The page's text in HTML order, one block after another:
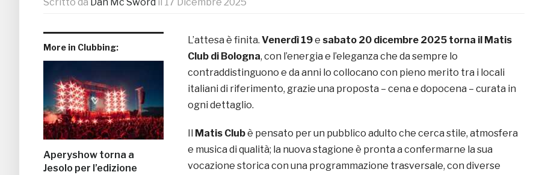
More in Clubbing:
Aperyshow torna a
Jesolo per l’edizione
L’attesa è finita. Venerdì 19e sabato 20 dicembre 2025 torna il Matis
Club di Bologna, con l’energia e l’eleganza che da sempre lo
contraddistinguono e da anni lo collocano con pieno merito tra i locali
italiani di riferimento, grazie una proposta – cena e dopocena – curata in
ogni dettaglio.
Il Matis Clubè pensato per un pubblico adulto che cerca stile, atmosfera
e musica di qualità; la nuova stagione è pronta a confermarne la sua
vocazione storica con una programmazione trasversale, con diverse